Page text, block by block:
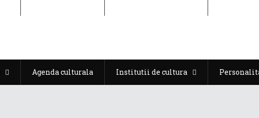
Agenda culturala Institutii de cultura